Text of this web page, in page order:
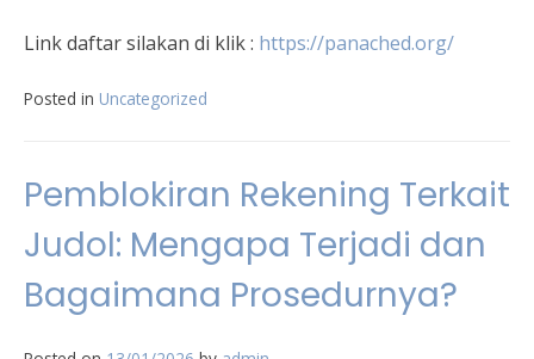
Link daftar silakan di klik : https://panached.org/
Posted in Uncategorized
Pemblokiran Rekening Terkait
Judol: Mengapa Terjadi dan
Bagaimana Prosedurnya?